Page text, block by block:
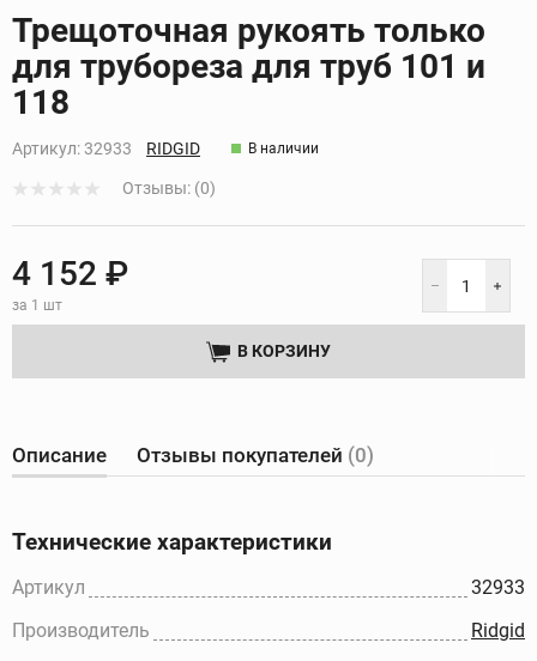
Трещоточная рукоять только
для трубореза для труб 101 и
118
Артикул:32933 RIDGID В наличии
Отзывы: (0)
4 152 ₽
за 1 шт
В КОРЗИНУ
Описание Отзывы покупателей (0)
Технические характеристики
Артикул
32933
Производитель
Ridgid